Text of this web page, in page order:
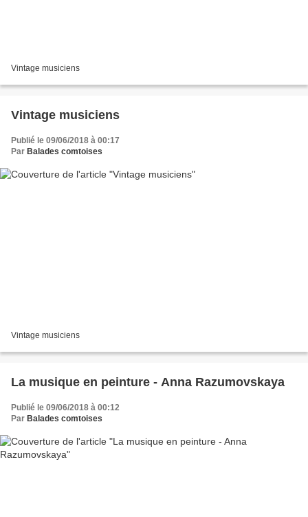
Vintage musiciens
Vintage musiciens
Publié le 09/06/2018 à 00:17
Par Balades comtoises
Vintage musiciens
La musique en peinture - Anna Razumovskaya
Publié le 09/06/2018 à 00:12
Par Balades comtoises